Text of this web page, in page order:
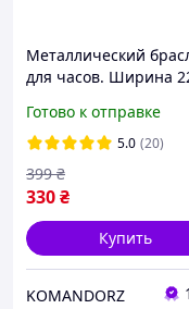
Металлический
для часов. Ширина
Готово к отправке
5.0 (20)
330₴
399 ₴
Купить
KOMANDORZ